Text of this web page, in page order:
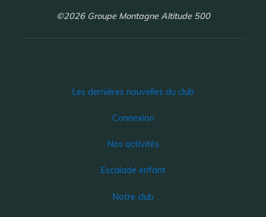
©2026 Groupe Montagne Altitude 500
Les dernières nouvelles du club
Connexion
Nos activités
Escalade enfant
Notre club